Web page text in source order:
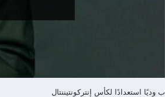
استعدادًا لكأس إنتركونتيننتال